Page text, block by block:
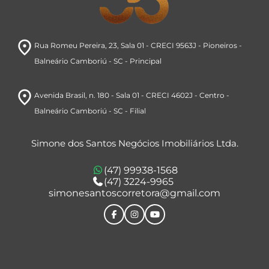
room Rua Romeu Pereira, 23, Sala 01 - CRECI 9563J - Pioneiros-
Balneário Camboriú - SC - Principal
room Avenida Brasil, n. 180 - Sala 01 - CRECI 4602J - Centro -
Balneário Camboriú - SC - Filial
Simone dos Santos Negócios Imobiliários Ltda.
(47) 99938-1568
(47) 3224-9965
simonesantoscorretora@gmail.com